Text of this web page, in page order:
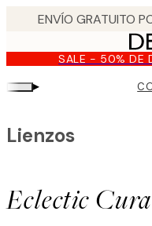
content.SALE - 50% DE
▸
Eclectic
Lienzos